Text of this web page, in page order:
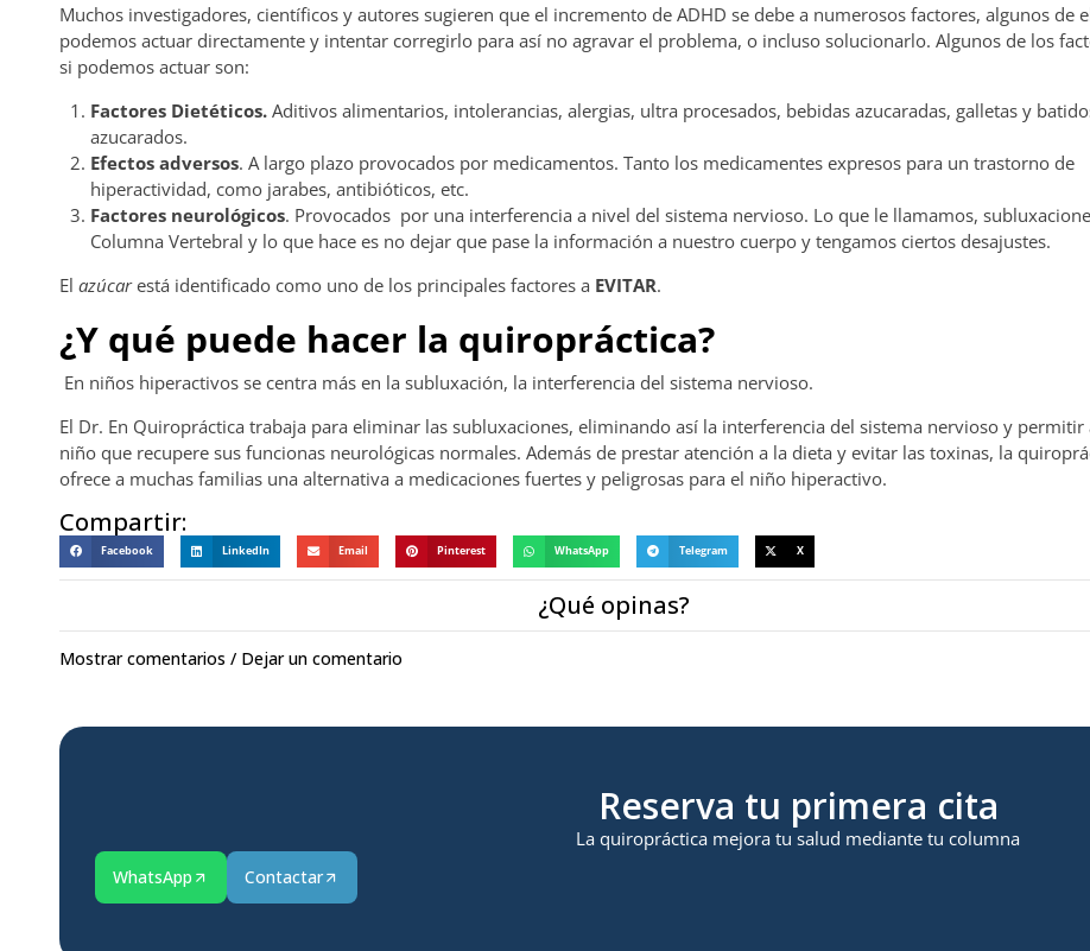
Muchos investigadores, científicos y autores sugieren que el incremento de ADHD se debe a numerosos factores, algunos de
podemos actuar directamente y intentar corregirlo para así no agravar el problema, o incluso solucionarlo. Algunos de los
si podemos actuar son:
Factores Dietéticos.Aditivos alimentarios, intolerancias, alergias, ultra procesados, bebidas azucaradas, galletas y
azucarados.
Efectos adversos. A largo plazo provocados por medicamentos. Tanto los medicamentes expresos para un trastorno de
hiperactividad, como jarabes, antibióticos, etc.
Factores neurológicos. Provocados por una interferencia a nivel del sistema nervioso. Lo que le llamamos,
Columna Vertebral y lo que hace es no dejar que pase la información a nuestro cuerpo y tengamos ciertos desajustes.
El azúcarestá identificado como uno de los principales factores a EVITAR.
¿Y qué puede hacer la quiropráctica?
En niños hiperactivos se centra más en la subluxación, la interferencia del sistema nervioso.
El Dr. En Quiropráctica trabaja para eliminar las subluxaciones, eliminando así la interferencia del sistema nervioso y permitir
niño que recupere sus funcionas neurológicas normales. Además de prestar atención a la dieta y evitar las toxinas, la
ofrece a muchas familias una alternativa a medicaciones fuertes y peligrosas para el niño hiperactivo.
Compartir:
Facebook LinkedIn Email Pinterest WhatsApp Telegram X
¿Qué opinas?
Mostrar comentarios / Dejar un comentario
Reserva tu primera cita
La quiropráctica mejora tu salud mediante tu columna
WhatsApp Contactar